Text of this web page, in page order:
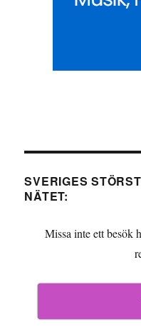
SVERIGES
NÄTET:
Missa inte ett besök